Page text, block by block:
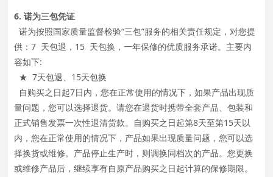
6. 诺为三包凭证
诺为按照国家质量监督检验“三包”服务的相关责任规定，对您提
供：7 天包退，15 天包换，一年保修的优质服务承诺。主要内
容如下:
★ 7天包退、15天包换
自购买之日起7日内，您在正常使用的情况下，如果产品出现质
量问题，您可以选择退货。请您在退货时携带全套产品、包装和
正式销售发票一次性退清货款。自购买之日起第8天至第15天以
内，您在正常使用的情况下，产品如果出现质量问题，您可以选
择换货或维修。产品停止生产时，则调换同档次的产品。您更换
或维修产品后，继续享有自原产品购买之日起计算的保修期限。